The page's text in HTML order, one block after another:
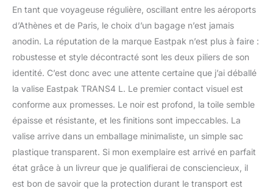
aventures Sangles de
compression pratiques
pour optimiser l’espace
Faites rouler le sac
facilement grâce à la
poignée rétractable
En tant que voyageuse régulière, oscillant entre les aéroports
d’Athènes et de Paris, le choix d’un bagage n’est jamais
anodin. La réputation de la marque Eastpak n’est plus à faire :
robustesse et style décontracté sont les deux piliers de son
identité. C’est donc avec une attente certaine que j’ai déballé
la valise Eastpak TRANS4 L. Le premier contact visuel est
conforme aux promesses. Le noir est profond, la toile semble
épaisse et résistante, et les finitions sont impeccables. La
valise arrive dans un emballage minimaliste, un simple sac
plastique transparent. Si mon exemplaire est arrivé en parfait
état grâce à un livreur que je qualifierai de consciencieux, il
est bon de savoir que la protection durant le transport est